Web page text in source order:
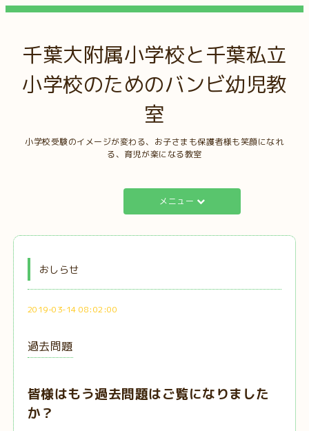
千葉大附属小学校と千葉私立
小学校のためのバンビ幼児教
室
小学校受験のイメージが変わる、お子さまも保護者様も笑顔になれ
る、育児が楽になる教室
メニュー
おしらせ
2019-03-14 08:02:00
過去問題
皆様はもう過去問題はご覧になりました
か？